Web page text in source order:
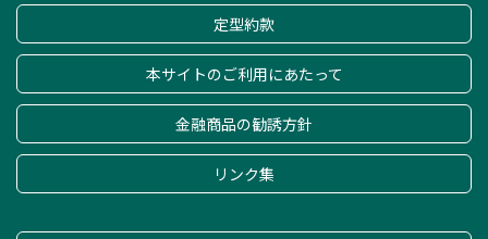
定型約款
本サイトのご利用にあたって
金融商品の勧誘方針
リンク集